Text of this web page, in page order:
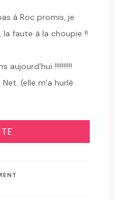
à Roc promis, je
la faute à la choupie !!
aujourd’hui !!!!!!!!!!
(elle m’a hurlé